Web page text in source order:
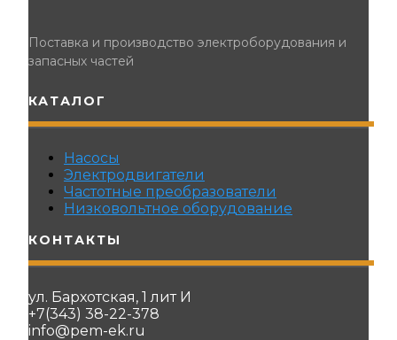
Поставка и производство электроборудования и
запасных частей
КАТАЛОГ
Насосы
Электродвигатели
Частотные преобразователи
Низковольтное оборудование
КОНТАКТЫ
ул. Бархотская, 1 лит И
+7(343) 38-22-378
info@pem-ek.ru